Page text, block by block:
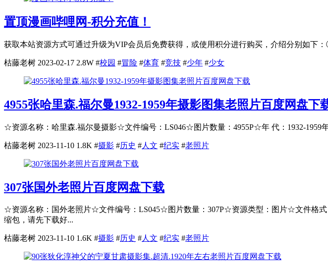
置顶漫画哔哩网-积分充值！
获取本站资源方式可通过升级为VIP会员后免费获得，或使用积分进行购买，介绍分别如下
枯藤老树 2023-02-17 2.8W #校园 #冒险 #体育 #竞技 #少年 #少女
4955张哈里森.福尔曼1932-1959年摄影图集老照片百度网盘下
☆资源名称：哈里森.福尔曼摄影☆文件编号：LS046☆图片数量：4955P☆年 代：1932-
枯藤老树 2023-11-10 1.8K #摄影 #历史 #人文 #纪实 #老照片
307张国外老照片百度网盘下载
☆资源名称：国外老照片☆文件编号：LS045☆图片数量：307P☆资源类型：图片☆文件格
缩包，请先下载好...
枯藤老树 2023-11-10 1.6K #摄影 #历史 #人文 #纪实 #老照片